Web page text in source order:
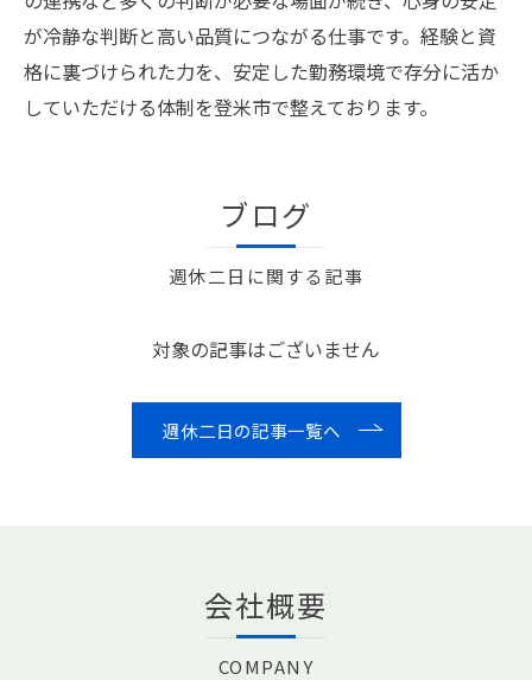
が冷静な判断と高い品質につながる仕事です。経験と資
格に裏づけられた力を、安定した勤務環境で存分に活か
していただける体制を登米市で整えております。
ブログ
週休二日に関する記事
対象の記事はございません
週休二日の記事一覧へ
会社概要
COMPANY